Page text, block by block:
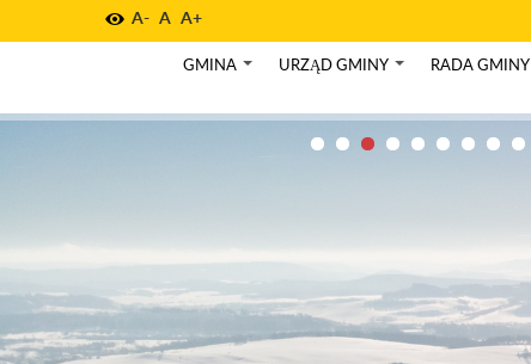
A- A A+
GMINA URZĄD GMINY RADA GMINY